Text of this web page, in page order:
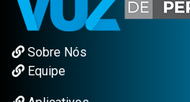
Sobre Nós
Equipe